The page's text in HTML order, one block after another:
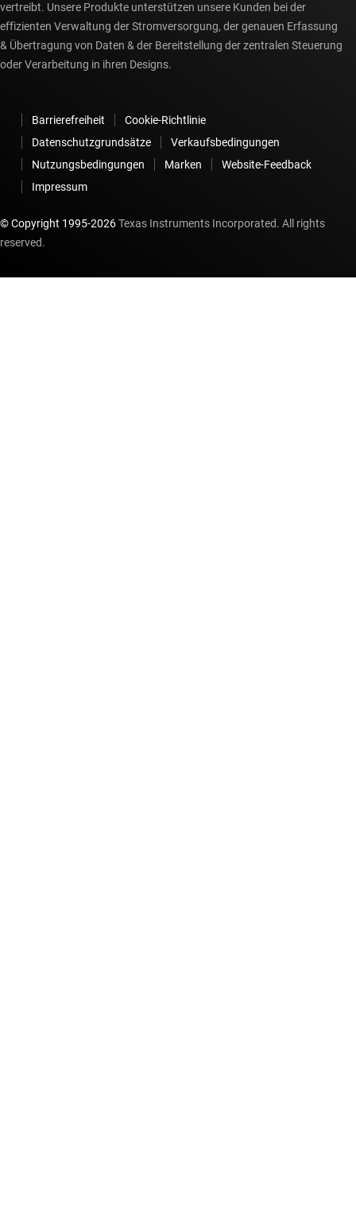
vertreibt. Unsere Produkte unterstützen unsere Kunden bei der
effizienten Verwaltung der Stromversorgung, der genauen Erfassung
& Übertragung von Daten & der Bereitstellung der zentralen Steuerung
oder Verarbeitung in ihren Designs.
Barrierefreiheit
Cookie-Richtlinie
Datenschutzgrundsätze
Verkaufsbedingungen
Nutzungsbedingungen
Marken
Website-Feedback
Impressum
© Copyright 1995-2026Texas Instruments Incorporated. All rights
reserved.